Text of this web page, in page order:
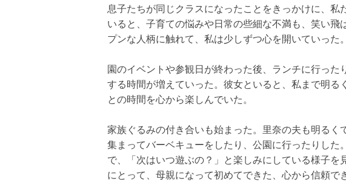
息子たちが同じクラスになったことをきっかけに、私
いると、子育ての悩みや日常の些細な不満も、笑い飛
プンな人柄に触れて、私は少しずつ心を開いていった。
園のイベントや参観日が終わった後、ランチに行った
する時間が増えていった。彼女といると、私まで明る
との時間を心から楽しんでいた。
家族ぐるみの付き合いも始まった。里奈の夫も明るく
集まってバーベキューをしたり、公園に行ったりした
で、「次はいつ遊ぶの？」と楽しみにしている様子
にとって、母親になって初めてできた、心から信頼で